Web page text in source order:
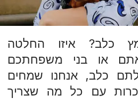
כלב? איזו החלטה
או בני משפחתכם
כלב, אנחנו שמחים
עם כל מה שצריך